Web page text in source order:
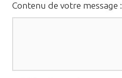
Contenu de votre message :